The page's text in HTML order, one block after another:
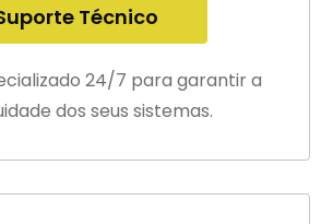
Técnico
24/7 para garantir a
dos seus sistemas.